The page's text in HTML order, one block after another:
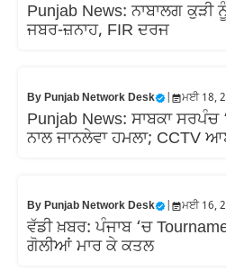
Punjab News: ਨਾਬਾਲਗ ਕੁੜੀ
ਜਬਰ-ਜ਼ਨਾਹ, FIR ਦਰਜ
ByPunjab Network Desk ਮਈ 18,
Punjab News: ਸਾਬਕਾ
ਨਾਲ ਜਾਨਲੇਵਾ ਹਮਲਾ; CCTV
ByPunjab Network Desk ਮਈ 16,
ਵੱਡੀ ਖ਼ਬਰ: ਪੰਜਾਬ ‘ਚ
ਗੋਲੀਆਂ ਮਾਰ ਕੇ ਕਤਲ